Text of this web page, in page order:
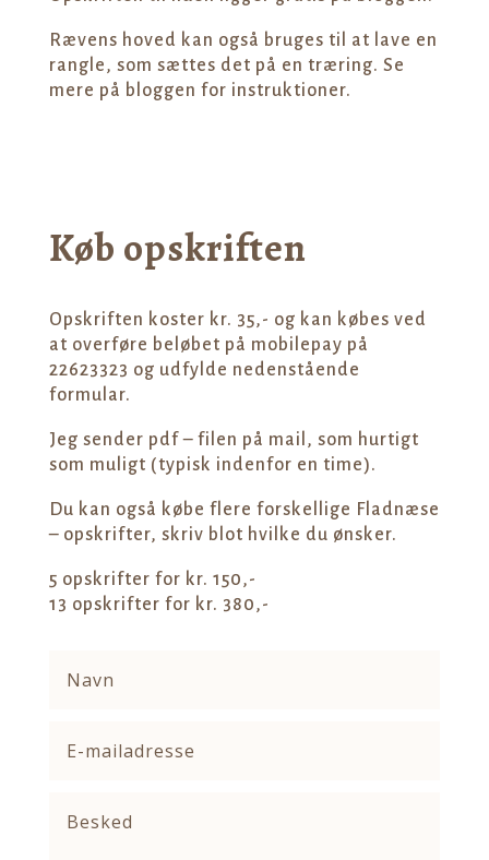
Rævens hoved kan også bruges til at lave en
rangle, som sættes det på en træring. Se
mere på bloggen for instruktioner.
Køb opskriften
Opskriften koster kr. 35,- og kan købes ved
at overføre beløbet på mobilepay på
22623323 og udfylde nedenstående
formular.
Jeg sender pdf – filen på mail, som hurtigt
som muligt (typisk indenfor en time).
Du kan også købe flere forskellige Fladnæse
– opskrifter, skriv blot hvilke du ønsker.
5 opskrifter for kr. 150,-
13 opskrifter for kr. 380,-